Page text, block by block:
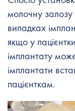
молочну
випадках
якщо у
імплантату
імплантати
пацієнткам.